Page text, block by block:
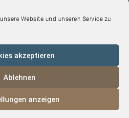
Website und unseren Service zu
akzeptieren
Ablehnen
anzeigen
sacrum.org
Ver Sacrum
Datenschutz